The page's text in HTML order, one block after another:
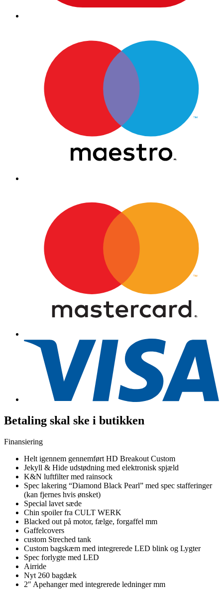
Betaling skal ske i butikken
Finansiering
Helt igennem gennemført HD Breakout Custom
Jekyll & Hide udstødning med elektronisk spjæld
K&N luftfilter med rainsock
Spec lakering “Diamond Black Pearl” med spec stafferinger
(kan fjernes hvis ønsket)
Special lavet sæde
Chin spoiler fra CULT WERK
Blacked out på motor, fælge, forgaffel mm
Gaffelcovers
custom Streched tank
Custom bagskæm med integrerede LED blink og Lygter
Spec forlygte med LED
Airride
Nyt 260 bagdæk
2″ Apehanger med integrerede ledninger mm